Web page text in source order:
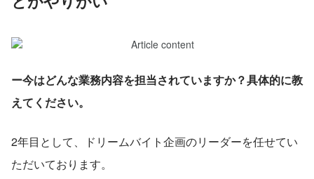
ー今はどんな業務内容を担当されていますか？具体的に教
えてください。
2年目として、ドリームバイト企画のリーダーを任せてい
ただいております。